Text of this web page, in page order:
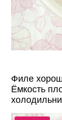
Филе
Ёмкость